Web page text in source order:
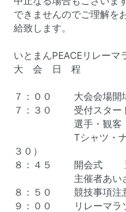
できませんのでご理解を
給致します。
いとまんPEACEリレーマ
大 会 日 程
７：００ 大会会場開
７：３０ 受付スター
選手・観客（検温
Tシャツ・ナンバ
３０）
８：４５ 開会式 選
主催者あいさ
８：５０ 競技事項注
９：００ リレーマラ